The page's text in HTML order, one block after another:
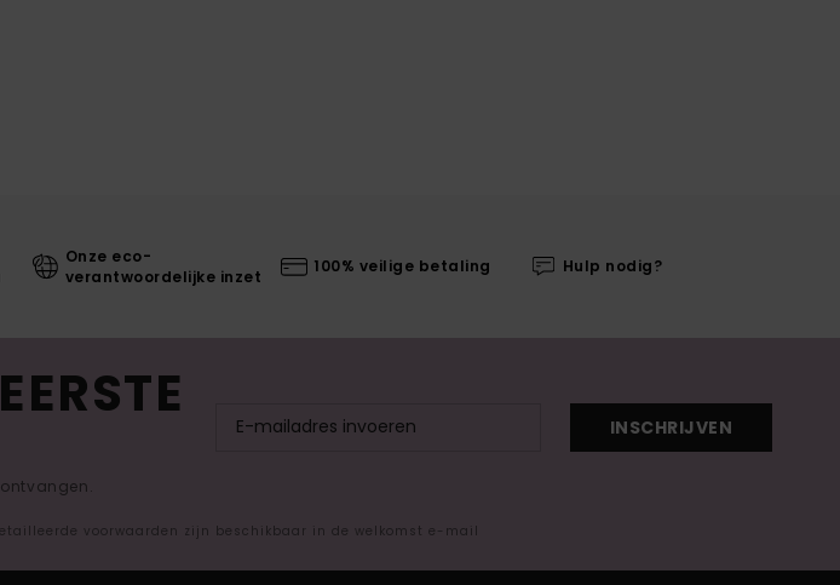
Onze eco-
verantwoordelijke inzet
100% veilige betaling Hulp nodig?
INSCHRIJVEN
voorwaarden zijn beschikbaar in de welkomst e-mail